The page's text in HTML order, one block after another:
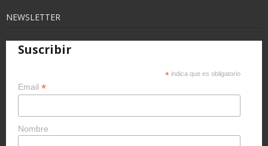
NEWSLETTER
Suscribir
* indica que es obligatorio
Email *
Nombre